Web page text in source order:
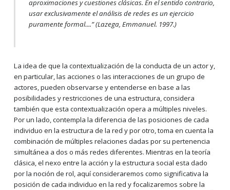
aproximaciones y cuestiones clásicas. En el sentido contrario,
usar exclusivamente el análisis de redes es un ejercicio
puramente formal....” (Lazega, Emmanuel. 1997.)
La idea de que la contextualización de la conducta de un actor y,
en particular, las acciones o las interacciones de un grupo de
actores, pueden observarse y entenderse en base a las
posibilidades y restricciones de una estructura, considera
también que esta contextualización opera a múltiples niveles.
Por un lado, contempla la diferencia de las posiciones de cada
individuo en la estructura de la red y por otro, toma en cuenta la
combinación de múltiples relaciones dadas por su pertenencia
simultánea a dos o más redes diferentes. Mientras en la teoría
clásica, el nexo entre la acción y la estructura social esta dado
por la noción de rol, aquí consideraremos como significativa la
posición de cada individuo en la red y focalizaremos sobre la